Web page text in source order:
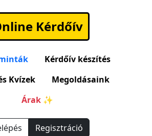
Kérdőív
Kérdőív készítés
Kvízek
Megoldásaink
Árak ✨
Regisztráció